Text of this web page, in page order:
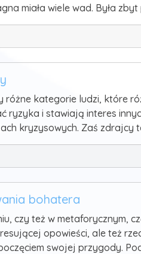
miała wiele wad. Była
kategorie ludzi, które
ryzyka i stawiają interes
kryzysowych. Zaś
bohatera
czy też w
opowieści, ale też
swojej przygody.